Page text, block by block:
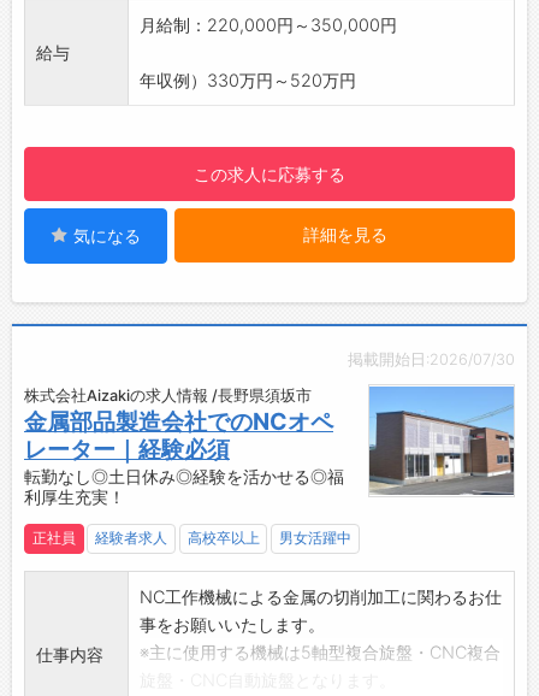
・昇給賞与あり
得可）
◎仕事もプライベートも充実できる環境です♪
【1日のスケジュール例】
8：25 朝 礼
12：00 休 憩
15：00 作業開始
16：55 掃 除
17：00 夕礼、終業
【研修制度・ステップアップ】
でお任せいたしますので安心いただける職場環
境です。
【キャリア形成】
・経験を積みながら、将来的にはグループの管
理者候補として活躍いただくことも可能です。
給与
月給制：220,000円～350,000円
年収例）330万円～520万円
この求人に応募する
気になる 詳細を見る
掲載開始日:2026/07/30
株式会社Aizakiの求人情報 /長野県須坂市
金属部品製造会社でのNCオペ
レーター｜経験必須
転勤なし◎土日休み◎経験を活かせる◎福
利厚生充実！
正社員 経験者求人 高校卒以上 男女活躍中
仕事内容
NC工作機械による金属の切削加工に関わるお仕
事をお願いいたします。
※主に使用する機械は5軸型複合旋盤・CNC複合